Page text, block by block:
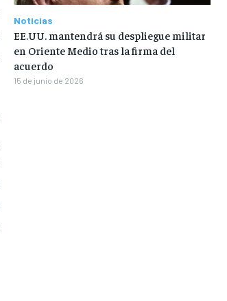
Noticias
EE.UU. mantendrá su despliegue militar
en Oriente Medio tras la firma del
acuerdo
15 de junio de 2026